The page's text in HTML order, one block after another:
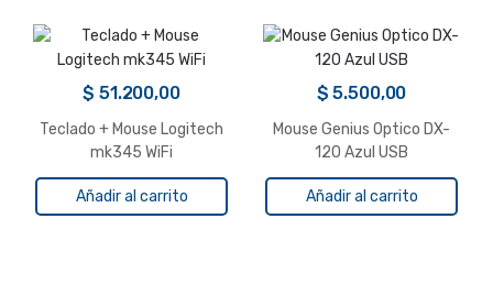
$ 51.200,00
Teclado + Mouse Logitech
mk345 WiFi
Añadir al carrito
$ 5.500,00
Mouse Genius Optico DX-
120 Azul USB
Añadir al carrito